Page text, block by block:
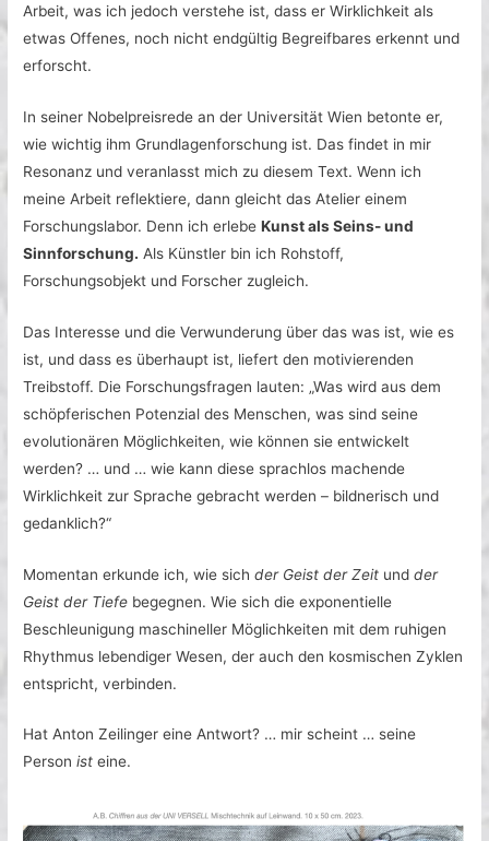
Arbeit, was ich jedoch verstehe ist, dass er Wirklichkeit als
etwas Offenes, noch nicht endgültig Begreifbares erkennt und
erforscht.
In seiner Nobelpreisrede an der Universität Wien betonte er,
wie wichtig ihm Grundlagenforschung ist. Das findet in mir
Resonanz und veranlasst mich zu diesem Text. Wenn ich
meine Arbeit reflektiere, dann gleicht das Atelier einem
Forschungslabor. Denn ich erlebeKunst als Seins- und
Sinnforschung. Als Künstler bin ich Rohstoff,
Forschungsobjekt und Forscher zugleich.
Das Interesse und die Verwunderung über das was ist, wie es
ist, und dass es überhaupt ist, liefert den motivierenden
Treibstoff. Die Forschungsfragen lauten: „Was wird aus dem
schöpferischen Potenzial des Menschen, was sind seine
evolutionären Möglichkeiten, wie können sie entwickelt
werden? … und … wie kann diese sprachlos machende
Wirklichkeit zur Sprache gebracht werden – bildnerisch und
gedanklich?“
Momentan erkunde ich, wie sichder Geist der Zeit undder
Geist der Tiefe begegnen. Wie sich die exponentielle
Beschleunigung maschineller Möglichkeiten mit dem ruhigen
Rhythmus lebendiger Wesen, der auch den kosmischen Zyklen
entspricht, verbinden.
Hat Anton Zeilinger eine Antwort? … mir scheint … seine
Personist eine.